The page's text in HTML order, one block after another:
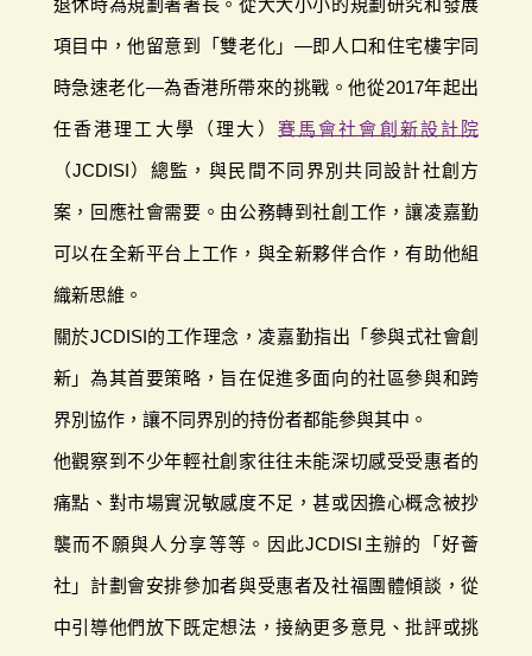
項目中，他留意到「雙老化」—即人口和住宅樓宇同
時急速老化—為香港所帶來的挑戰。他從2017年起出
任香港理工大學（理大） 賽馬會社會創新設計院
（JCDISI）總監，與民間不同界別共同設計社創方
案，回應社會需要。由公務轉到社創工作，讓凌嘉勤
可以在全新平台上工作，與全新夥伴合作，有助他組
織新思維。
關於JCDISI的工作理念，凌嘉勤指出「參與式社會創
新」為其首要策略，旨在促進多面向的社區參與和跨
界別協作，讓不同界別的持份者都能參與其中。
他觀察到不少年輕社創家往往未能深切感受受惠者的
痛點、對市場實況敏感度不足，甚或因擔心概念被抄
襲而不願與人分享等等。因此JCDISI主辦的「好薈
社」計劃會安排參加者與受惠者及社福團體傾談，從
中引導他們放下既定想法，接納更多意見、批評或挑